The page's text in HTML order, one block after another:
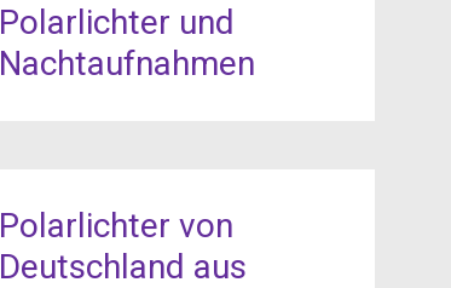
Polarlichter und
Nachtaufnahmen
Polarlichter von
Deutschland aus